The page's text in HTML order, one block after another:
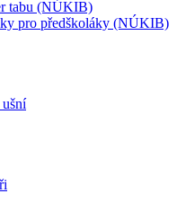
tabu (NÚKIB)
pro předškoláky (NÚKIB)